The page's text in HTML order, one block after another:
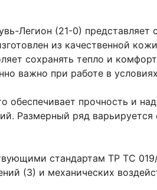
Легион (21-0)
из качественной
сохранять тепло и
важно при работе в
обеспечивает прочность и
Размерный ряд варьируется
стандартам ТР ТС
(З) и механических